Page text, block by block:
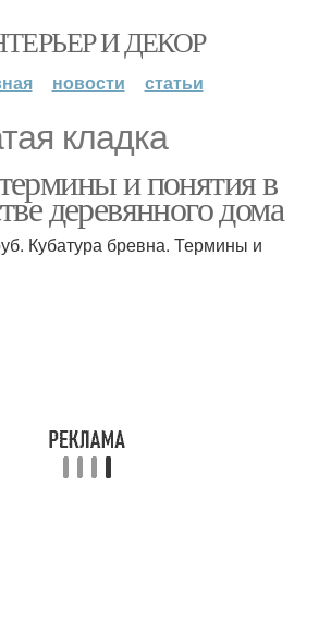
И ДЕКОР
новости статьи
кладка
и понятия в
деревянного дома
Кубатура бревна. Термины и